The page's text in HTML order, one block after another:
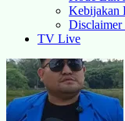
Kebijakan
TV Live